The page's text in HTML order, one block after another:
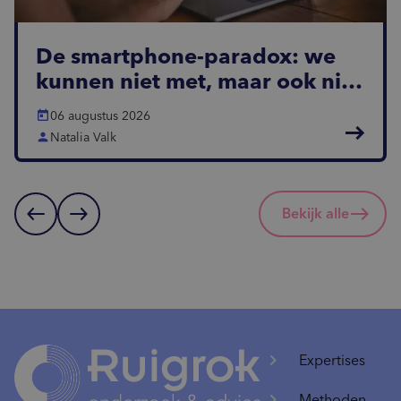
De smartphone-paradox: we
kunnen niet met, maar ook niet
zonder
today06 augustus 2026
personNatalia Valk east
west east Bekijk alle
Expertises